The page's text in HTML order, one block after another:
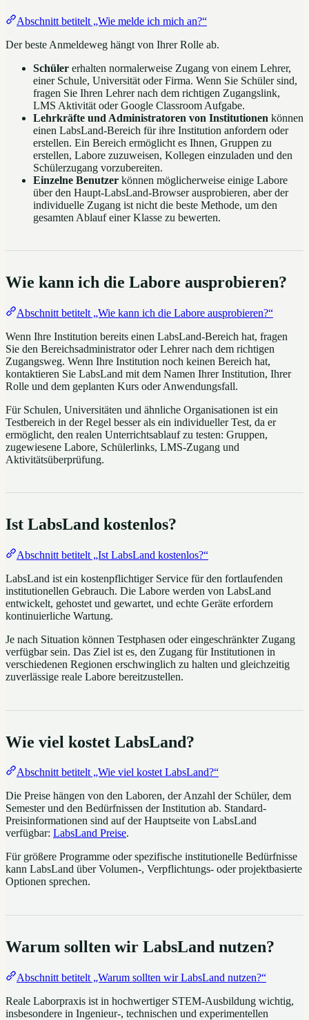
Abschnitt betitelt „Wie melde ich mich an?“
Der beste Anmeldeweg hängt von Ihrer Rolle ab.
Schüler erhalten normalerweise Zugang von einem Lehrer,
einer Schule, Universität oder Firma. Wenn Sie Schüler sind,
fragen Sie Ihren Lehrer nach dem richtigen Zugangslink,
LMS Aktivität oder Google Classroom Aufgabe.
Lehrkräfte und Administratoren von Institutionen können
einen LabsLand-Bereich für ihre Institution anfordern oder
erstellen. Ein Bereich ermöglicht es Ihnen, Gruppen zu
erstellen, Labore zuzuweisen, Kollegen einzuladen und den
Schülerzugang vorzubereiten.
Einzelne Benutzer können möglicherweise einige Labore
über den Haupt-LabsLand-Browser ausprobieren, aber der
individuelle Zugang ist nicht die beste Methode, um den
gesamten Ablauf einer Klasse zu bewerten.
Wie kann ich die Labore ausprobieren?
Abschnitt betitelt „Wie kann ich die Labore ausprobieren?“
Wenn Ihre Institution bereits einen LabsLand-Bereich hat, fragen
Sie den Bereichsadministrator oder Lehrer nach dem richtigen
Zugangsweg. Wenn Ihre Institution noch keinen Bereich hat,
kontaktieren Sie LabsLand mit dem Namen Ihrer Institution, Ihrer
Rolle und dem geplanten Kurs oder Anwendungsfall.
Für Schulen, Universitäten und ähnliche Organisationen ist ein
Testbereich in der Regel besser als ein individueller Test, da er
ermöglicht, den realen Unterrichtsablauf zu testen: Gruppen,
zugewiesene Labore, Schülerlinks, LMS-Zugang und
Aktivitätsüberprüfung.
Ist LabsLand kostenlos?
Abschnitt betitelt „Ist LabsLand kostenlos?“
LabsLand ist ein kostenpflichtiger Service für den fortlaufenden
institutionellen Gebrauch. Die Labore werden von LabsLand
entwickelt, gehostet und gewartet, und echte Geräte erfordern
kontinuierliche Wartung.
Je nach Situation können Testphasen oder eingeschränkter Zugang
verfügbar sein. Das Ziel ist es, den Zugang für Institutionen in
verschiedenen Regionen erschwinglich zu halten und gleichzeitig
zuverlässige reale Labore bereitzustellen.
Wie viel kostet LabsLand?
Abschnitt betitelt „Wie viel kostet LabsLand?“
Die Preise hängen von den Laboren, der Anzahl der Schüler, dem
Semester und den Bedürfnissen der Institution ab. Standard-
Preisinformationen sind auf der Hauptseite von LabsLand
verfügbar: LabsLand Preise.
Für größere Programme oder spezifische institutionelle Bedürfnisse
kann LabsLand über Volumen-, Verpflichtungs- oder projektbasierte
Optionen sprechen.
Warum sollten wir LabsLand nutzen?
Abschnitt betitelt „Warum sollten wir LabsLand nutzen?“
Reale Laborpraxis ist in hochwertiger STEM-Ausbildung wichtig,
insbesondere in Ingenieur-, technischen und experimentellen